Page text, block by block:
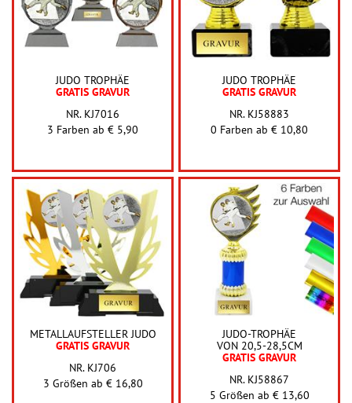
JUDO TROPHÄE
GRATIS GRAVUR
NR. KJ7016
3 Farben ab € 5,90
JUDO TROPHÄE
GRATIS GRAVUR
NR. KJ58883
0 Farben ab € 10,80
METALLAUFSTELLER JUDO
GRATIS GRAVUR
NR. KJ706
3 Größen ab € 16,80
JUDO-TROPHÄE
VON 20,5-28,5CM
GRATIS GRAVUR
NR. KJ58867
5 Größen ab € 13,60